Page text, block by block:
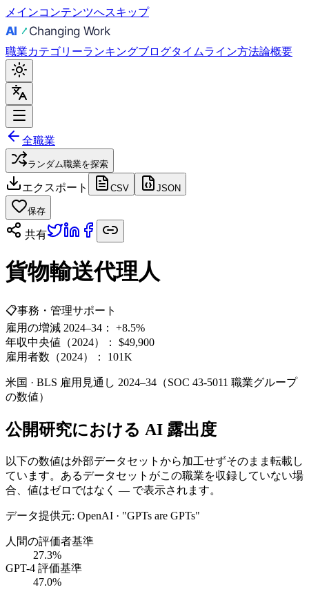
メインコンテンツへスキップ
職業カテゴリーランキングブログタイムライン方法論概要
全職業
ランダム職業を探索
エクスポート CSV JSON
保存
共有
貨物輸送代理人
📋事務・管理サポート
雇用の増減 2024–34：
+8.5%
年収中央値（2024）：
$49,900
雇用者数（2024）：
101K
米国 · BLS 雇用見通し 2024–34（SOC 43-5011 職業グループ
の数値）
公開研究における AI 露出度
以下の数値は外部データセットから加工せずそのまま転載し
ています。あるデータセットがこの職業を収録していない場
合、値はゼロではなく — で表示されます。
データ提供元: OpenAI · "GPTs are GPTs"
人間の評価者基準
27.3%
GPT-4 評価基準
47.0%